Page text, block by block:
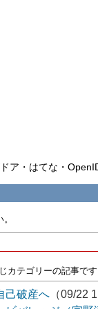
ア・はてな・
カテゴリーの記事です
己破産へ （09/22